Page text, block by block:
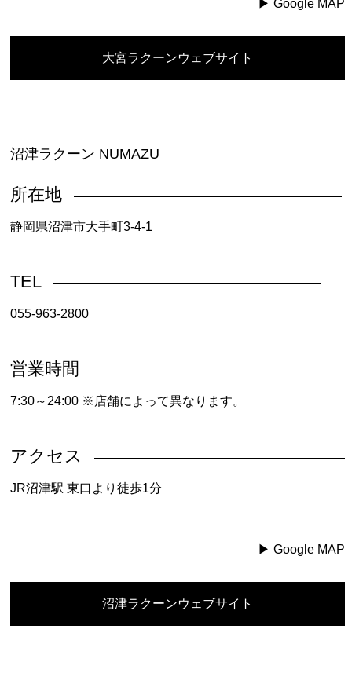
▶︎ Google MAP
大宮ラクーンウェブサイト
沼津ラクーン NUMAZU
所在地
静岡県沼津市大手町3-4-1
TEL
055-963-2800
営業時間
7:30～24:00 ※店舗によって異なります。
アクセス
JR沼津駅 東口より徒歩1分
▶︎ Google MAP
沼津ラクーンウェブサイト